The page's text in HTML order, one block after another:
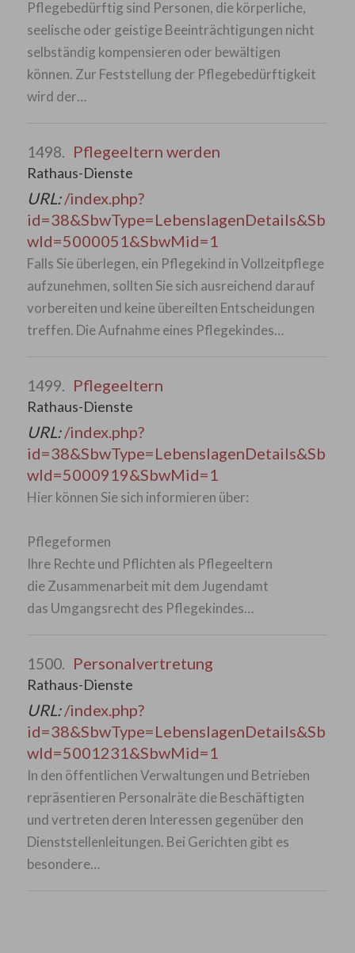
Pflegebedürftig sind Personen, die körperliche,
seelische oder geistige Beeinträchtigungen nicht
selbständig kompensieren oder bewältigen
können. Zur Feststellung der Pflegebedürftigkeit
wird der…
1498. Pflegeeltern werden
Rathaus-Dienste
URL:/index.php?
id=38&SbwType=LebenslagenDetails&Sb
wId=5000051&SbwMid=1
Falls Sie überlegen, ein Pflegekind in Vollzeitpflege
aufzunehmen, sollten Sie sich ausreichend darauf
vorbereiten und keine übereilten Entscheidungen
treffen. Die Aufnahme eines Pflegekindes…
1499. Pflegeeltern
Rathaus-Dienste
URL:/index.php?
id=38&SbwType=LebenslagenDetails&Sb
wId=5000919&SbwMid=1
Hier können Sie sich informieren über:
Pflegeformen
Ihre Rechte und Pflichten als Pflegeeltern
die Zusammenarbeit mit dem Jugendamt
das Umgangsrecht des Pflegekindes…
1500. Personalvertretung
Rathaus-Dienste
URL:/index.php?
id=38&SbwType=LebenslagenDetails&Sb
wId=5001231&SbwMid=1
In den öffentlichen Verwaltungen und Betrieben
repräsentieren Personalräte die Beschäftigten
und vertreten deren Interessen gegenüber den
Dienststellenleitungen. Bei Gerichten gibt es
besondere…